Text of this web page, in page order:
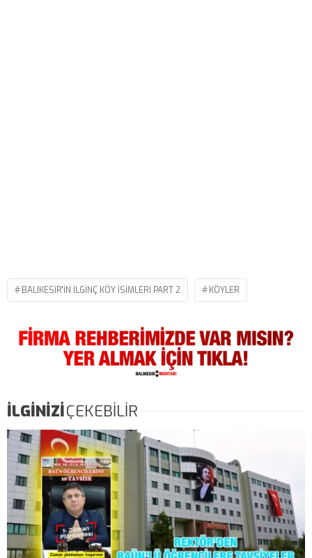
BALIKESIR'IN İLGINÇ KÖY İSIMLERI PART 2 KÖYLER
İLGİNİZİÇEKEBİLİR